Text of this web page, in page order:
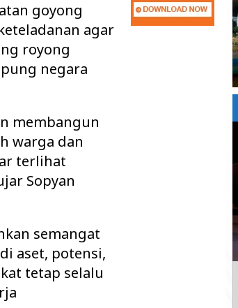
goyong
agar
royong
negara
membangun
warga dan
terlihat
Sopyan
semangat
aset, potensi,
tetap selalu
Kapolres Way Kanan Berganti, AKBP
Didik Serahkan Tunggul Kesatuan
kepada AKBP Ra…